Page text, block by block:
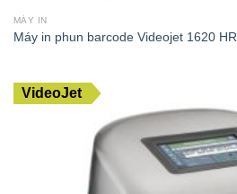
MÁY IN
Máy in phun barcode Videojet 1620 HR
VideoJet